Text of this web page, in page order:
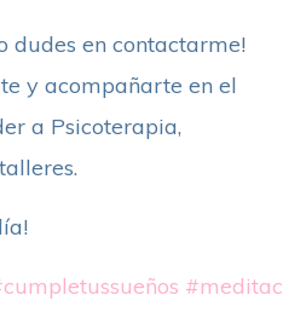
dudes en contactarme!
y acompañarte en el
a Psicoterapia,